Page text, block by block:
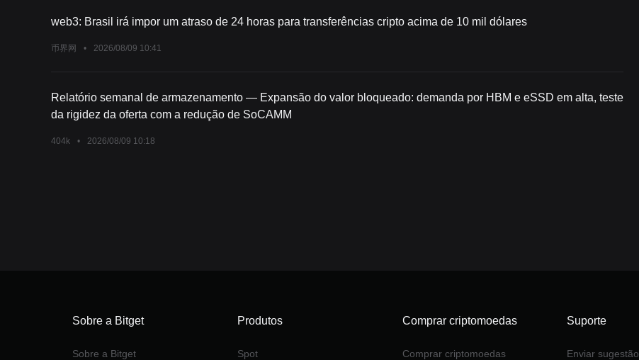
web3: Brasil irá impor um atraso de 24 horas para transferências cripto acima de 10 mil dólares
币界网 • 2026/08/09 10:41
Relatório semanal de armazenamento — Expansão do valor bloqueado: demanda por HBM e eSSD em alta, teste
da rigidez da oferta com a redução de SoCAMM
404k • 2026/08/09 10:18
Sobre a Bitget
Sobre a Bitget
Produtos
Spot
Comprar criptomoedas
Comprar criptomoedas
Suporte
Enviar sugestão